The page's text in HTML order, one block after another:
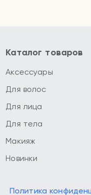
Каталог товаров
Аксессуары
Для волос
Для лица
Для тела
Макияж
Новинки
Политика